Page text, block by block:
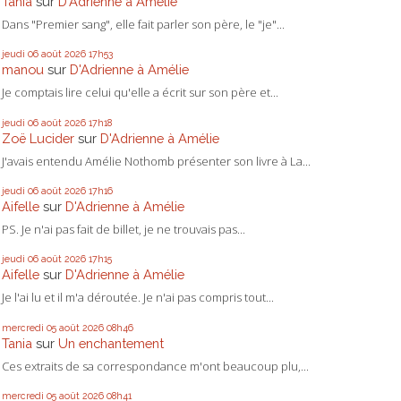
Dans "Premier sang", elle fait parler son père, le "je"...
jeudi 06 août 2026 17h53
manou sur D'Adrienne à Amélie
Je comptais lire celui qu'elle a écrit sur son père et...
jeudi 06 août 2026 17h18
Zoë Lucider sur D'Adrienne à Amélie
J'avais entendu Amélie Nothomb présenter son livre à La...
jeudi 06 août 2026 17h16
Aifelle sur D'Adrienne à Amélie
PS. Je n'ai pas fait de billet, je ne trouvais pas...
jeudi 06 août 2026 17h15
Aifelle sur D'Adrienne à Amélie
Je l'ai lu et il m'a déroutée. Je n'ai pas compris tout...
mercredi 05 août 2026 08h46
Tania sur Un enchantement
Ces extraits de sa correspondance m'ont beaucoup plu,...
mercredi 05 août 2026 08h41